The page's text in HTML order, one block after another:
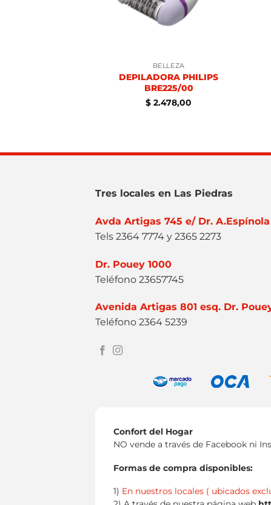
BELLEZA
DEPILADORA PHILIPS
BRE225/00
$ 2.478,00
Tres locales en Las Piedras
Avda Artigas 745 e/ Dr. A.Espínola
Tels 2364 7774 y 2365 2273
Dr. Pouey 1000
Teléfono 23657745
Avenida Artigas 801 esq. Dr.
Teléfono 2364 5239
Confort del Hogar
NO vende a través de Facebook ni
Formas de compra disponibles:
1) En nuestros locales ( ubicados